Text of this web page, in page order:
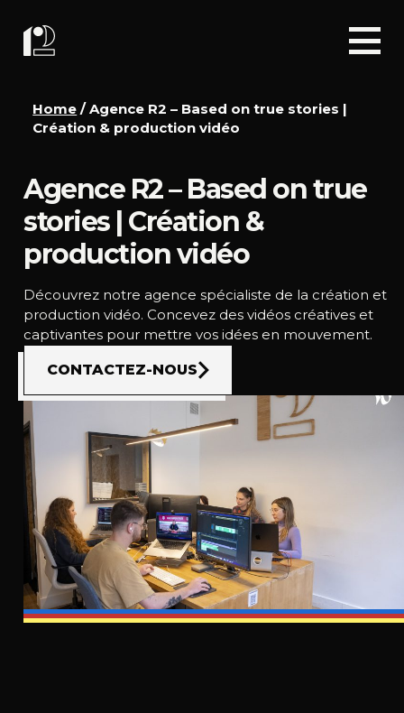
Home /Agence R2 – Based on true stories |
Création & production vidéo
Agence R2 – Based on true
stories | Création &
production vidéo
Découvrez notre agence spécialiste de la création et
production vidéo. Concevez des vidéos créatives et
captivantes pour mettre vos idées en mouvement.
CONTACTEZ-NOUS